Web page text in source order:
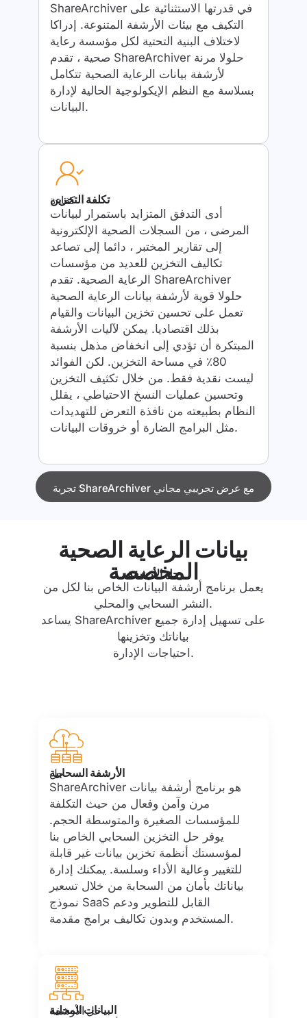
ShareArchiver في قدرتها الاستثنائية على
التكيف مع بيئات الأرشفة المتنوعة. إدراكا
لاختلاف البنية التحتية لكل مؤسسة رعاية
صحية ، تقدم ShareArchiver حلولا مرنة
لأرشفة بيانات الرعاية الصحية تتكامل
بسلاسة مع النظم الإيكولوجية الحالية لإدارة
البيانات.
تكلفة التخزين
كفاءة
أدى التدفق المتزايد باستمرار لبيانات
المرضى ، من السجلات الصحية الإلكترونية
إلى تقارير المختبر ، دائما إلى تصاعد
تكاليف التخزين للعديد من مؤسسات
الرعاية الصحية. تقدم ShareArchiver
حلولا قوية لأرشفة بيانات الرعاية الصحية
تعمل على تحسين تخزين البيانات والقيام
بذلك اقتصاديا. يمكن لآليات الأرشفة
المبتكرة أن تؤدي إلى انخفاض مذهل بنسبة
80٪ في مساحة التخزين. لكن الفوائد
ليست نقدية فقط. من خلال تكثيف التخزين
وتحسين عمليات النسخ الاحتياطي ، يقلل
النظام بطبيعته من نافذة التعرض للتهديدات
مثل البرامج الضارة أو خروقات البيانات.
تجربة ShareArchiver مع عرض تجريبي مجاني
بيانات الرعاية الصحية
المخصصة
حل الأرشفة
يعمل برنامج أرشفة البيانات الخاص بنا لكل من
النشر السحابي والمحلي.
يساعد ShareArchiver على تسهيل إدارة جميع
بياناتك وتخزينها
احتياجات الإدارة.
الأرشفة السحابية
حل
ShareArchiver هو برنامج أرشفة بيانات
مرن وآمن وفعال من حيث التكلفة
للمؤسسات الصغيرة والمتوسطة الحجم.
يوفر حل التخزين السحابي الخاص بنا
لمؤسستك أنظمة تخزين بيانات غير قابلة
للتغيير وعالية الأداء وسلسة. يمكنك إدارة
بياناتك بأمان من السحابة من خلال تسعير
نموذج SaaS القابل للتطوير ودعم
المستخدم وبدون تكاليف برامج مقدمة.
البيانات المحلية
حل الأرشفة